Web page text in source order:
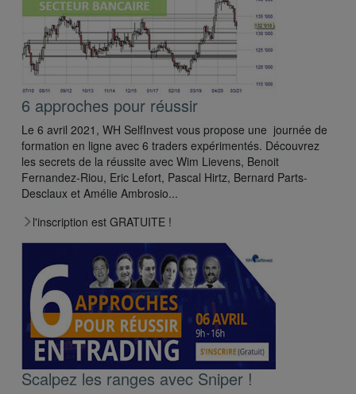
6 approches pour réussir
Le 6 avril 2021, WH SelfInvest vous propose une journée de
formation en ligne avec 6 traders expérimentés. Découvrez
les secrets de la réussite avec Wim Lievens, Benoit
Fernandez-Riou, Eric Lefort, Pascal Hirtz, Bernard Parts-
Desclaux et Amélie Ambrosio...
l'inscription est GRATUITE !
Scalpez les ranges avec Sniper !